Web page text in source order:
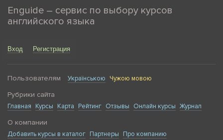
Enguide – сервис по выбору курсов
английского языка
Вход Регистрация
Пользователям Українською Чужою мовою
Рубрики сайта
Главная Курсы Карта Рейтинг Отзывы Онлайн курсы Журнал
О компании
Добавить курсы в каталог Партнеры Про компанию